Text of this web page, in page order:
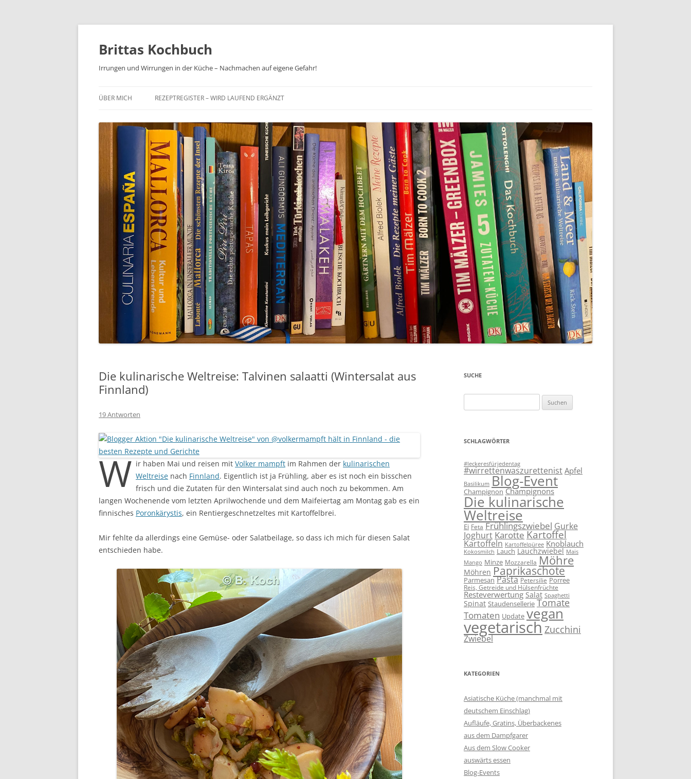
Brittas Kochbuch
Irrungen und Wirrungen in der Küche – Nachmachen auf eigene Gefahr!
ÜBER MICH REZEPTREGISTER – WIRD LAUFEND ERGÄNZT
Die kulinarische Weltreise: Talvinen salaatti (Wintersalat aus
Finnland)
19 Antworten
W ir haben Mai und reisen mit Volker mampft im Rahmen der kulinarischen
Weltreise nach Finnland. Eigentlich ist ja Frühling, aber es ist noch ein bisschen
frisch und die Zutaten für den Wintersalat sind auch noch zu bekommen. Am
langen Wochenende vom letzten Aprilwochende und dem Maifeiertag am Montag gab es ein
finnisches Poronkärystis, ein Rentiergeschnetzeltes mit Kartoffelbrei.
Mir fehlte da allerdings eine Gemüse- oder Salatbeilage, so dass ich mich für diesen Salat
entschieden habe.
SUCHE
nach:
SCHLAGWÖRTER
#leckeresfürjedentag
#wirrettenwaszurettenist Apfel
Basilikum Blog-Event
Champignon Champignons
Die kulinarische
Weltreise
Ei Feta Frühlingszwiebel Gurke
Joghurt Karotte Kartoffel
Kartoffeln Kartoffelpüree Knoblauch
Kokosmilch Lauch Lauchzwiebel Mais
Mango Minze Mozzarella Möhre
Möhren Paprikaschote
Parmesan Pasta Petersilie Porree
Reis, Getreide und Hülsenfrüchte
Resteverwertung Salat Spaghetti
Spinat Staudensellerie Tomate
Tomaten Update vegan
vegetarischZucchini
Zwiebel
KATEGORIEN
Asiatische Küche (manchmal mit
deutschem Einschlag)
Aufläufe, Gratins, Überbackenes
aus dem Dampfgarer
Aus dem Slow Cooker
auswärts essen
Blog-Events